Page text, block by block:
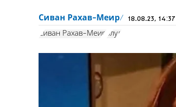
Сиван Рахав-Меир 18.08.23, 14:37
Сиван Рахав-Меир элул